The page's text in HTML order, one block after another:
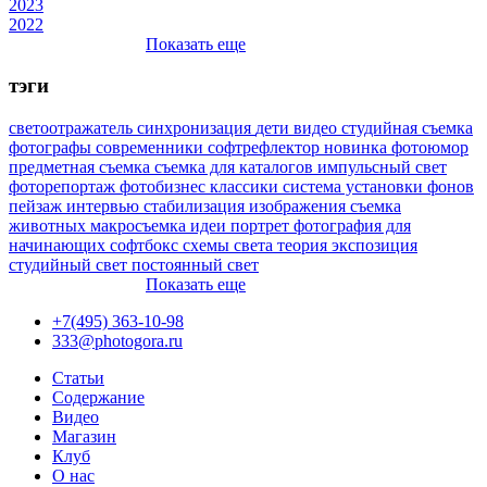
2023
2022
Показать еще
тэги
светоотражатель синхронизация дети видео студийная съемка
фотографы современники софтрефлектор новинка фотоюмор
предметная съемка съемка для каталогов импульсный свет
фоторепортаж фотобизнес классики система установки фонов
пейзаж интервью стабилизация изображения съемка
животных макросъемка идеи портрет фотография для
начинающих софтбокс схемы света теория экспозиция
студийный свет постоянный свет
Показать еще
+7(495) 363-10-98
333@photogora.ru
Статьи
Содержание
Видео
Магазин
Клуб
О нас